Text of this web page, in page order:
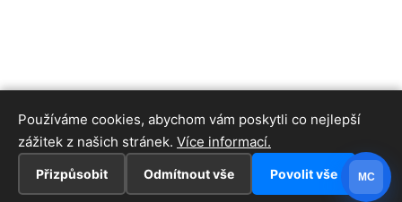
Používáme cookies, abychom vám poskytli co nejlepší
zážitek z našich stránek. Více informací.
Přizpůsobit Odmítnout vše Povolit vše MC